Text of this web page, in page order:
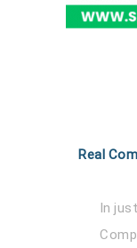
Real
In